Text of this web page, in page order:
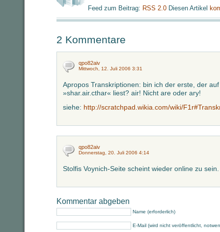
Feed zum Beitrag: RSS 2.0 Diesen Artikel
2 Kommentare
qpo82aiv
Mittwoch, 12. Juli 2006 3:31
Apropos Transkriptionen: bin ich der erste, der
»shar.air.cthar« liest? air! Nicht are oder ary!
siehe: http://scratchpad.wikia.com/wiki/
qpo82aiv
Donnerstag, 20. Juli 2006 4:14
Stolfis Voynich-Seite scheint wieder online zu sein.
Kommentar abgeben
Name (erforderlich)
E-Mail (wird nicht veröffentlicht,